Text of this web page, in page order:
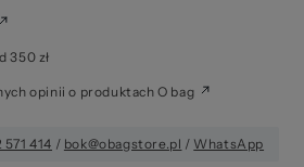
350 zł
opinii o produktach O bag
571 414 / bok@obagstore.pl / WhatsApp